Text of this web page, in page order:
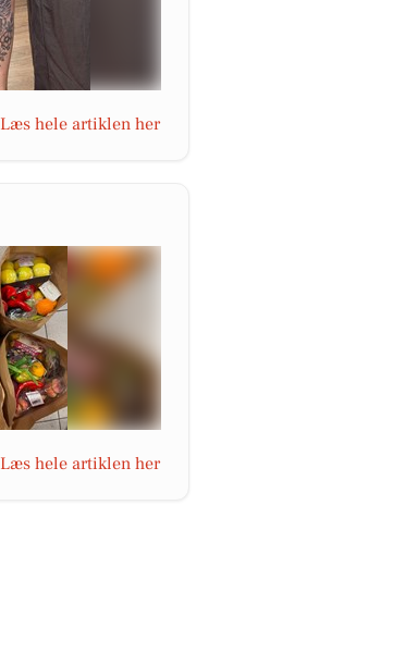
Læs hele artiklen her
Læs hele artiklen her